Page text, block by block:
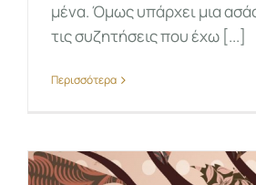
μένα. Όμως υπάρχει μια
τις συζητήσεις που έχω [...]
Περισσότερα